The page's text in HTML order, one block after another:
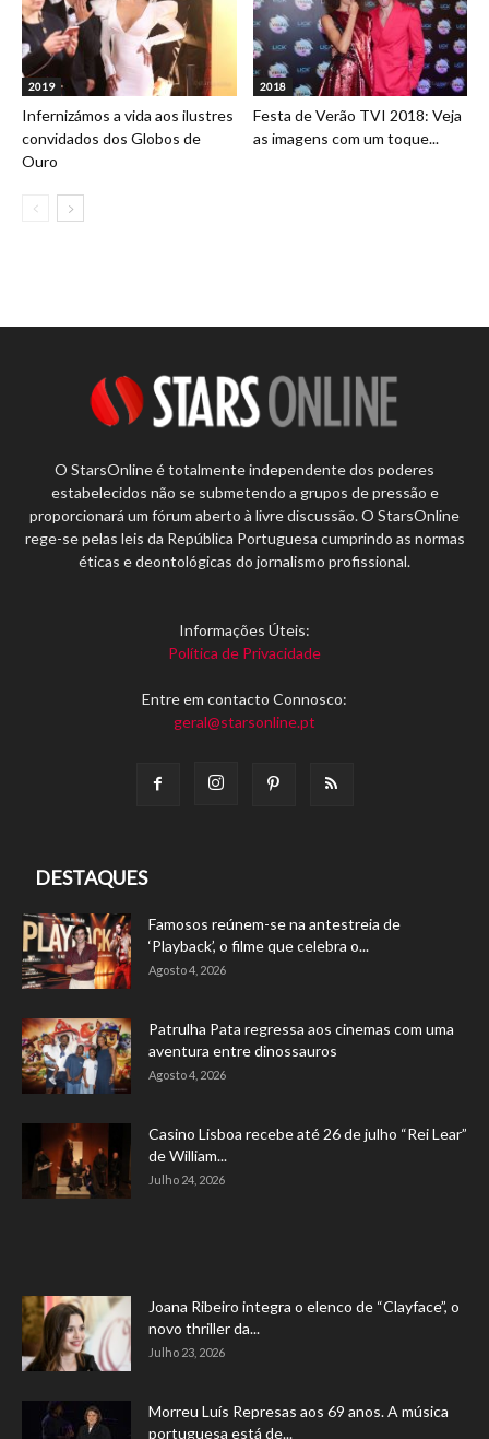
2019
Infernizámos a vida aos ilustres
convidados dos Globos de
Ouro
2018
Festa de Verão TVI 2018: Veja
as imagens com um toque...
O StarsOnline é totalmente independente dos poderes
estabelecidos não se submetendo a grupos de pressão e
proporcionará um fórum aberto à livre discussão. O StarsOnline
rege-se pelas leis da República Portuguesa cumprindo as normas
éticas e deontológicas do jornalismo profissional.
Informações Úteis:
Política de Privacidade
Entre em contacto Connosco:
geral@starsonline.pt
DESTAQUES
Famosos reúnem-se na antestreia de
‘Playback’, o filme que celebra o...
Agosto 4, 2026
Patrulha Pata regressa aos cinemas com uma
aventura entre dinossauros
Agosto 4, 2026
Casino Lisboa recebe até 26 de julho “Rei Lear”
de William...
Julho 24, 2026
Joana Ribeiro integra o elenco de “Clayface”, o
novo thriller da...
Julho 23, 2026
Morreu Luís Represas aos 69 anos. A música
portuguesa está de...